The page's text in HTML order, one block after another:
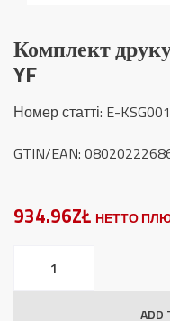
Комплект
YF
Номер статті: E-
GTIN/EAN:
934.96ZŁ НЕТТО
ADD